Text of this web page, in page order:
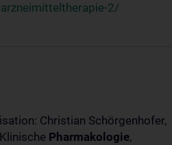
2/
Christian Schörgenhofer,
Klinische Pharmakologie,